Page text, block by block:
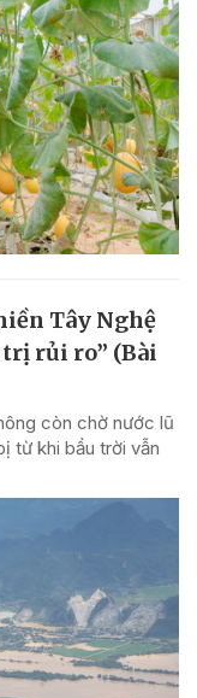
Tây Nghệ
trị rủi ro” (Bài
còn chờ nước lũ
từ khi bầu trời vẫn